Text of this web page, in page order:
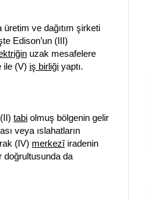
üretim ve dağıtım şirketi
Edison’un (III)
uzak mesafelere
ile (V) iş birliği yaptı.
tabi olmuş bölgenin gelir
veya ıslahatların
(IV) merkezîiradenin
doğrultusunda da